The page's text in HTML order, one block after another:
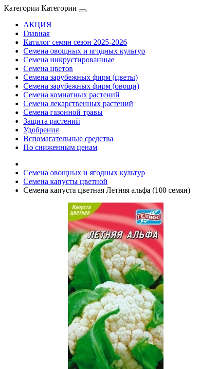
Категории Категории
АКЦИЯ
Главная
Каталог семян сезон 2025-2026
Семена овощных и ягодных культур
Семена инкрустированные
Семена цветов
Семена зарубежных фирм (цветы)
Семена зарубежных фирм (овощи)
Семена комнатных растений
Семена лекарственных растений
Семена газонной травы
Защита растений
Удобрения
Вспомагательные средства
По сниженным ценам
Семена овощных и ягодных культур
Семена капусты цветной
Семена капуста цветная Летняя альфа (100 семян)